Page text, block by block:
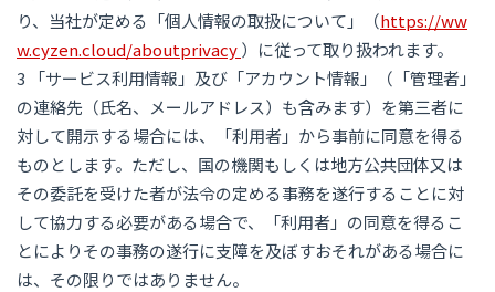
り、当社が定める「個人情報の取扱について」（https://ww
w.cyzen.cloud/aboutprivacy）に従って取り扱われます。
3 「サービス利用情報」及び「アカウント情報」（「管理者」
の連絡先（氏名、メールアドレス）も含みます）を第三者に
対して開示する場合には、「利用者」から事前に同意を得る
ものとします。ただし、国の機関もしくは地方公共団体又は
その委託を受けた者が法令の定める事務を遂行することに対
して協力する必要がある場合で、「利用者」の同意を得るこ
とによりその事務の遂行に支障を及ぼすおそれがある場合に
は、その限りではありません。